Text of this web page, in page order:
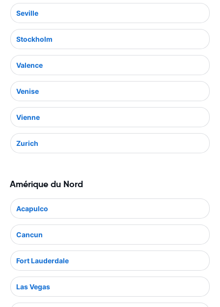
Seville
Stockholm
Valence
Venise
Vienne
Zurich
Amérique du Nord
Acapulco
Cancun
Fort Lauderdale
Las Vegas